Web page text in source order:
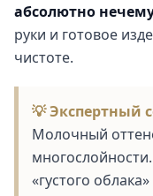
абсолютно
руки и готовое
чистоте.
💡 Экспертный
Молочный
«густого